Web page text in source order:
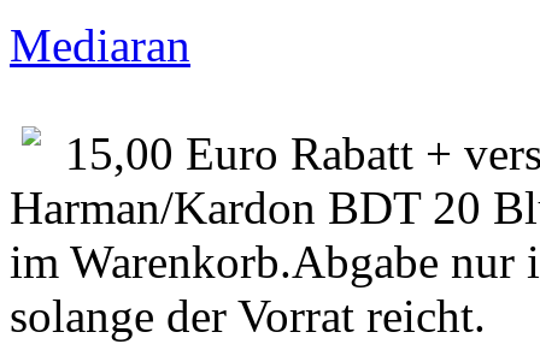
Mediaran
15,00 Euro Rabatt +
Harman/Kardon BDT 20
im Warenkorb.Abgabe nur
solange der Vorrat reicht.